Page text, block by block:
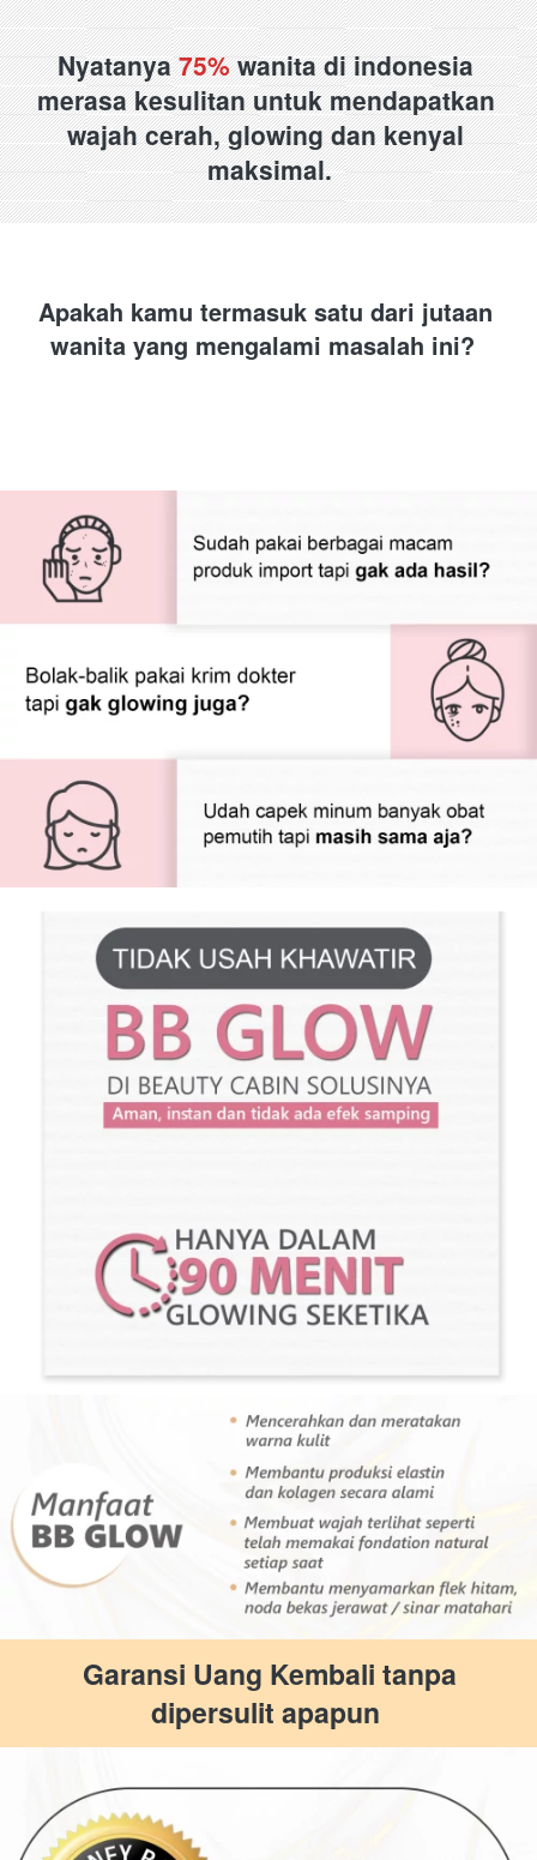
Nyatanya 75% wanita di indonesia
merasa kesulitan untuk mendapatkan
wajah cerah, glowing dan kenyal
maksimal.
Apakah kamu termasuk satu dari jutaan
wanita yang mengalami masalah ini?
dipersulit apapun